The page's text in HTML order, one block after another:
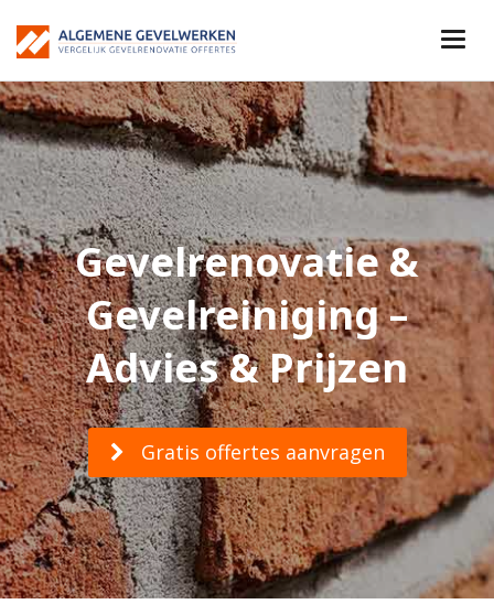
Gevelrenovatie &
Gevelreiniging –
Advies & Prijzen
Gratis offertes aanvragen